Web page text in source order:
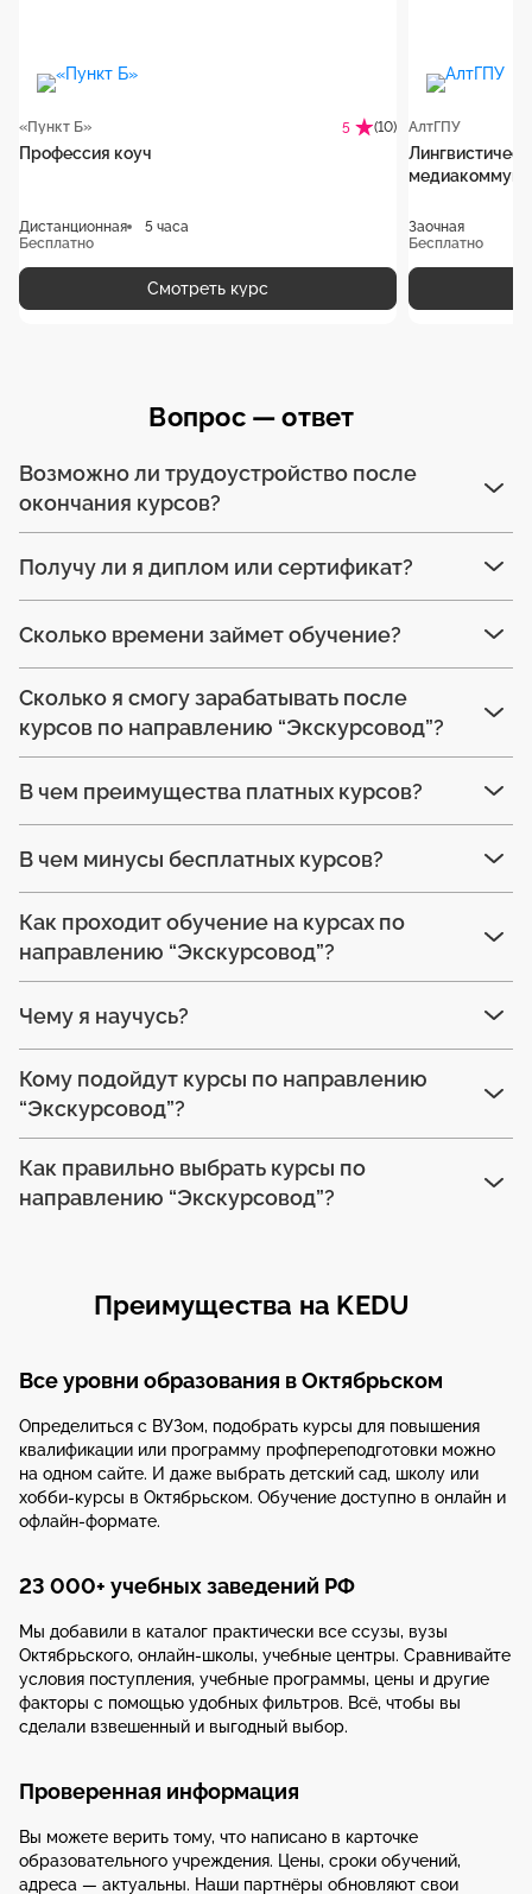
«Пункт Б» 5 (10)
Профессия коуч
Дистанционная
5 часа
Бесплатно
Смотреть курс
АлтГПУ
Заочная
Бесплатно
Вопрос — ответ
Возможно ли трудоустройство после
окончания курсов?
Получу ли я диплом или сертификат?
Сколько времени займет обучение?
Сколько я смогу зарабатывать после
курсов по направлению “Экскурсовод”?
В чем преимущества платных курсов?
В чем минусы бесплатных курсов?
Как проходит обучение на курсах по
направлению “Экскурсовод”?
Чему я научусь?
Кому подойдут курсы по направлению
“Экскурсовод”?
Как правильно выбрать курсы по
направлению “Экскурсовод”?
Преимущества на KEDU
Все уровни образования в Октябрьском
Определиться с ВУЗом, подобрать курсы для повышения
квалификации или программу профпереподготовки можно
на одном сайте. И даже выбрать детский сад, школу или
хобби-курсы в Октябрьском. Обучение доступно в онлайн и
офлайн-формате.
23 000+ учебных заведений РФ
Мы добавили в каталог практически все ссузы, вузы
Октябрьского, онлайн-школы, учебные центры. Сравнивайте
условия поступления, учебные программы, цены и другие
факторы с помощью удобных фильтров. Всё, чтобы вы
сделали взвешенный и выгодный выбор.
Проверенная информация
Вы можете верить тому, что написано в карточке
образовательного учреждения. Цены, сроки обучений,
адреса — актуальны. Наши партнёры обновляют свои